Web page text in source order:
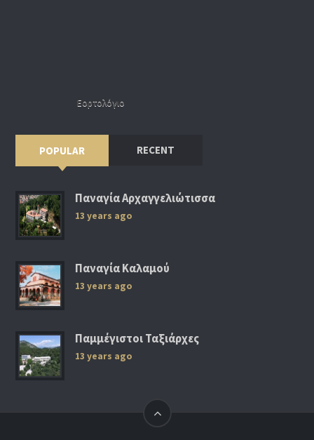
Εορτολόγιο
POPULAR RECENT
Παναγία Αρχαγγελιώτισσα
13 years ago
Παναγία Καλαμού
13 years ago
Παμμέγιστοι Ταξιάρχες
13 years ago